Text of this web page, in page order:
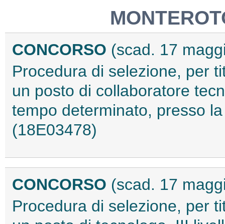
CONCORSO (scad. 17
Procedura di selezione, per
un posto di collaboratore
tempo determinato, presso
(18E03478)
CONCORSO (scad. 17
Procedura di selezione, per